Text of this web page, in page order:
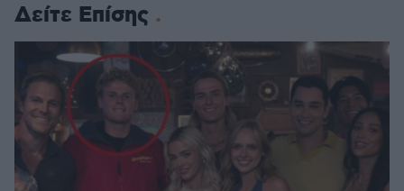
Δείτε Επίσης